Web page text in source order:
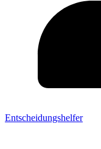
Entscheidungshelfer